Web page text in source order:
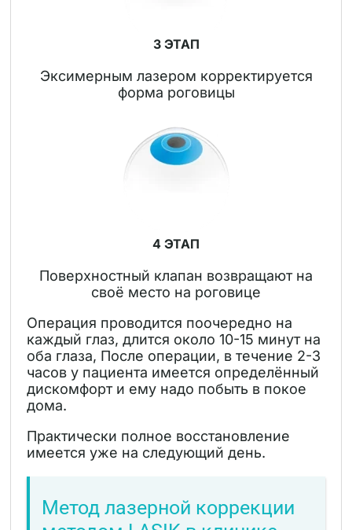
3 ЭТАП
Эксимерным лазером корректируется
форма роговицы
4 ЭТАП
Поверхностный клапан возвращают на
своё место на роговице
Операция проводится поочередно на
каждый глаз, длится около 10-15 минут на
оба глаза, После операции, в течение 2-3
часов у пациента имеется определённый
дискомфорт и ему надо побыть в покое
дома.
Практически полное восстановление
имеется уже на следующий день.
Метод лазерной коррекции